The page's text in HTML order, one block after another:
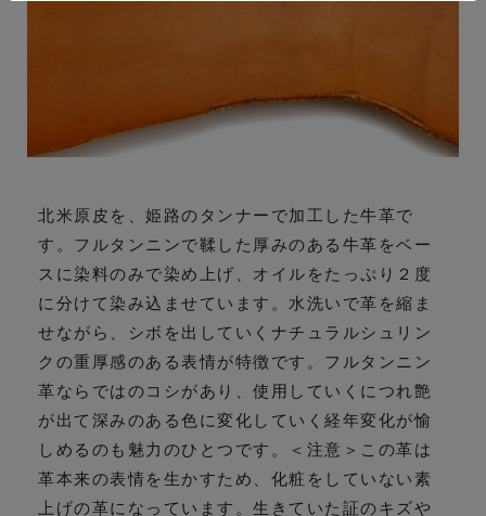
北米原皮を、姫路のタンナーで加工した牛革で
す。フルタンニンで鞣した厚みのある牛革をベー
スに染料のみで染め上げ、オイルをたっぷり２度
に分けて染み込ませています。水洗いで革を縮ま
せながら、シボを出していくナチュラルシュリン
クの重厚感のある表情が特徴です。フルタンニン
革ならではのコシがあり、使用していくにつれ艶
が出て深みのある色に変化していく経年変化が愉
しめるのも魅力のひとつです。＜注意＞この革は
革本来の表情を生かすため、化粧をしていない素
上げの革になっています。生きていた証のキズや